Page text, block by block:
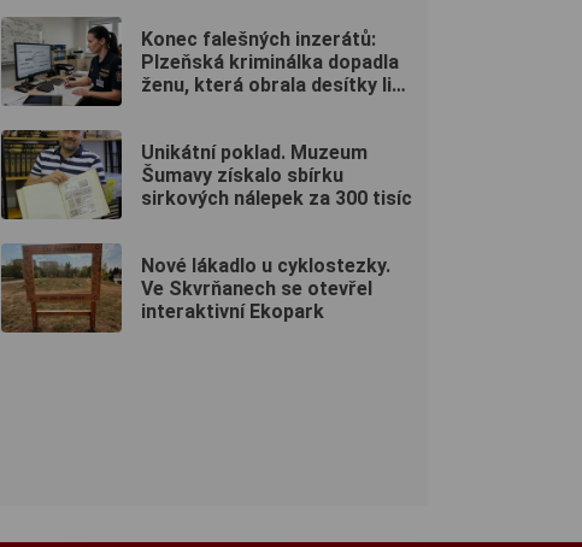
Konec falešných inzerátů:
Plzeňská kriminálka dopadla
ženu, která obrala desítky lidí
Unikátní poklad. Muzeum
Šumavy získalo sbírku
sirkových nálepek za 300 tisíc
Nové lákadlo u cyklostezky.
Ve Skvrňanech se otevřel
interaktivní Ekopark